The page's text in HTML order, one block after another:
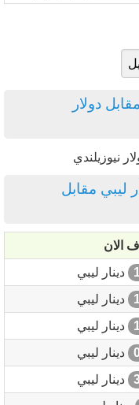
دولار
ليبي مقابل
الان
دينار ليبي
دينار ليبي
دينار ليبي
دينار ليبي
دينار ليبي